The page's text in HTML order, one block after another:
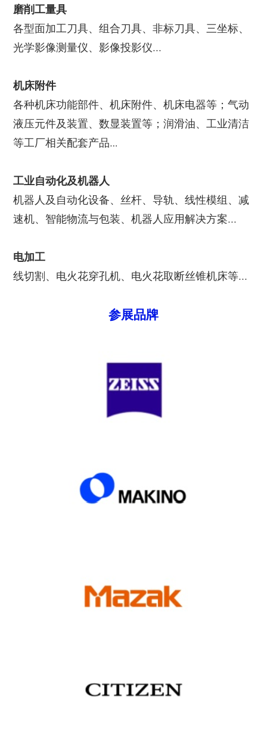
磨削工量具
各型面加工刀具、组合刀具、非标刀具、三坐标、
光学影像测量仪、影像投影仪...
机床附件
各种机床功能部件、机床附件、机床电器等；气动
液压元件及装置、数显装置等；润滑油、工业清洁
等工厂相关配套产品…
工业自动化及机器人
机器人及自动化设备、丝杆、导轨、线性模组、减
速机、智能物流与包装、机器人应用解决方案...
电加工
线切割、电火花穿孔机、电火花取断丝锥机床等...
参展品牌